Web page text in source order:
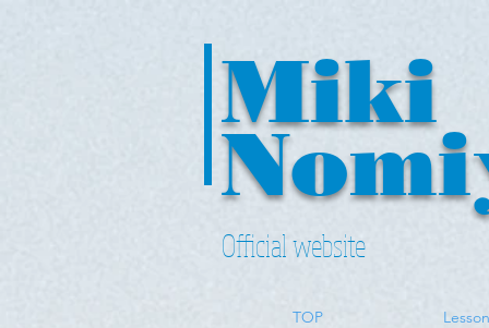
Miki ​
Official website
TOP Lesson